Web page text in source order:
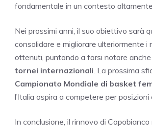
fondamentale in un contesto
Nei prossimi anni, il suo obiettivo sarà
consolidare e migliorare ulteriormente i
ottenuti, puntando a farsi notare anche
tornei internazionali . La prossima
Campionato Mondiale di basket
l’Italia aspira a competere per posizioni
In conclusione, il rinnovo di